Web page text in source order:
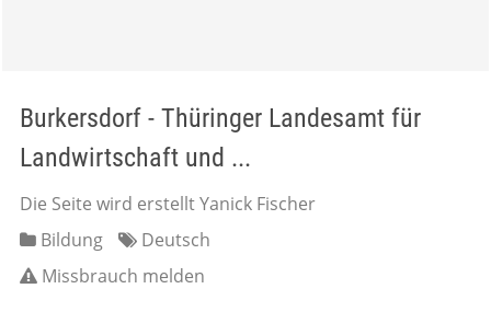
Burkersdorf - Thüringer Landesamt für
Landwirtschaft und ...
Die Seite wird erstellt Yanick Fischer
Bildung
Deutsch
Missbrauch melden